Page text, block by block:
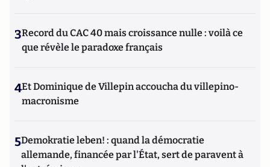
3Record du CAC 40 mais croissance nulle : voilà ce
que révèle le paradoxe français
4Et Dominique de Villepin accoucha du villepino-
macronisme
5Demokratie leben! : quand la démocratie
allemande, financée par l'État, sert de paravent à